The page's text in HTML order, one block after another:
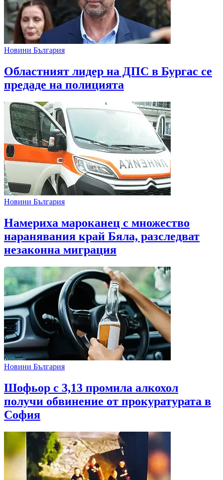
Новини България
Областният лидер на ДПС в Бургас се
предаде на полицията
Новини България
Намериха мароканец с множество
наранявания край Бяла, разследват
незаконна миграция
Новини България
Шофьор с 3,13 промила алкохол
получи обвинение от прокуратурата в
София